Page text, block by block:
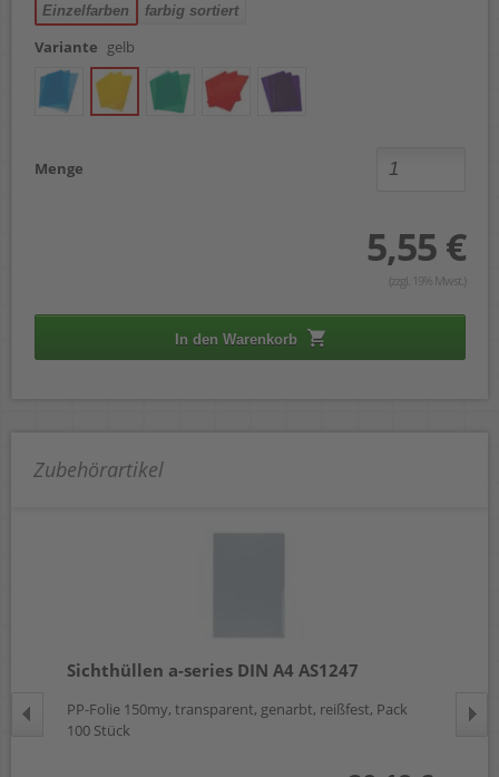
Einzelfarben farbig sortiert
Variante gelb
Menge
5,55 €
(zzgl. 19% Mwst.)
In den Warenkorb
Zubehörartikel
Sichthüllen a-series DIN A4 AS1247
PP-Folie 150my, transparent, genarbt, reißfest, Pack
100 Stück